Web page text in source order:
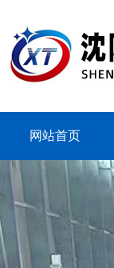
网站首页